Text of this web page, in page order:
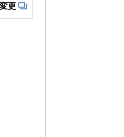
更